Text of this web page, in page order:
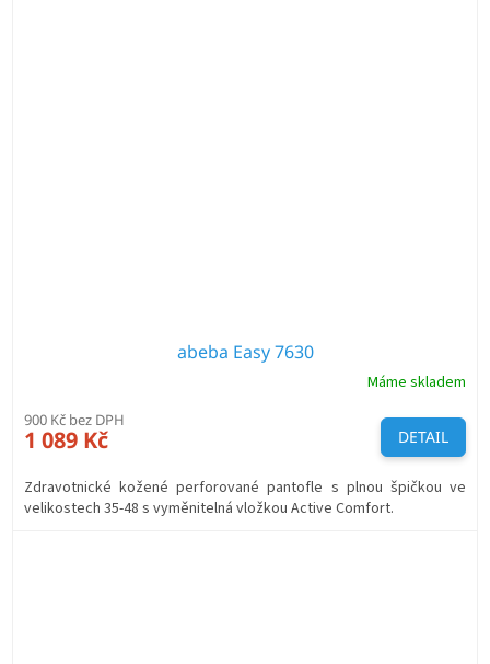
abeba Easy 7630
Máme skladem
900 Kč bez DPH
1 089 Kč DETAIL
Zdravotnické kožené perforované pantofle s plnou špičkou ve
velikostech 35-48 s vyměnitelná vložkou Active Comfort.